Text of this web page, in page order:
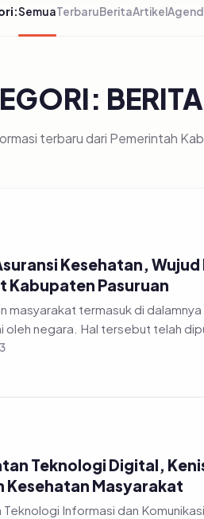
SemuaTerbaruBeritaArtikel
terbaru dari Pemerintah
Kesehatan,
Kabupaten Pasuruan
masyarakat termasuk di
oleh negara. Hal tersebut telah
Teknologi Digital,
Kesehatan Masyarakat
Informasi dan